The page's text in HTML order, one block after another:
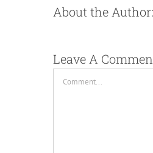
About the Author:
Leave A